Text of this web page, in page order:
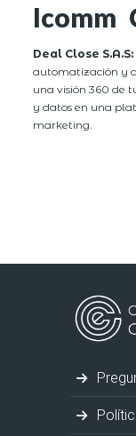
Icomm
Deal Close S.A.S:
automatización y
una visión 360 de
y datos en una
marketing.